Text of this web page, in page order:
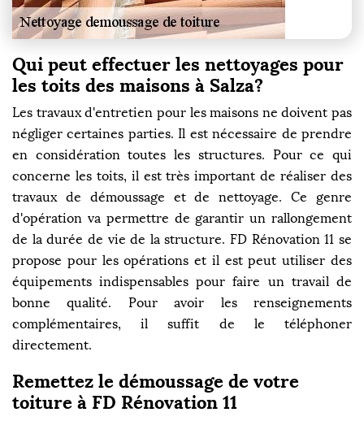
Qui peut effectuer les nettoyages pour
les toits des maisons à Salza?
Les travaux d'entretien pour les maisons ne doivent pas
négliger certaines parties. Il est nécessaire de prendre
en considération toutes les structures. Pour ce qui
concerne les toits, il est très important de réaliser des
travaux de démoussage et de nettoyage. Ce genre
d'opération va permettre de garantir un rallongement
de la durée de vie de la structure. FD Rénovation 11 se
propose pour les opérations et il est peut utiliser des
équipements indispensables pour faire un travail de
bonne qualité. Pour avoir les renseignements
complémentaires, il suffit de le téléphoner
directement.
Remettez le démoussage de votre
toiture à FD Rénovation 11